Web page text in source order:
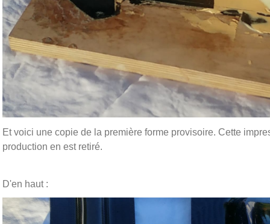
Et voici une copie de la première forme provisoire. Cette
production en est retiré.
D'en haut :